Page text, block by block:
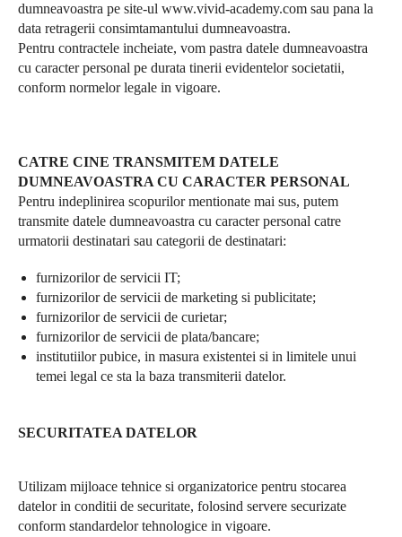
dumneavoastra pe site-ul www.vivid-academy.com sau pana la
data retragerii consimtamantului dumneavoastra.
Pentru contractele incheiate, vom pastra datele dumneavoastra
cu caracter personal pe durata tinerii evidentelor societatii,
conform normelor legale in vigoare.
CATRE CINE TRANSMITEM DATELE
DUMNEAVOASTRA CU CARACTER PERSONAL
Pentru indeplinirea scopurilor mentionate mai sus, putem
transmite datele dumneavoastra cu caracter personal catre
urmatorii destinatari sau categorii de destinatari:
furnizorilor de servicii IT;
furnizorilor de servicii de marketing si publicitate;
furnizorilor de servicii de curietar;
furnizorilor de servicii de plata/bancare;
institutiilor pubice, in masura existentei si in limitele unui
temei legal ce sta la baza transmiterii datelor.
SECURITATEA DATELOR
Utilizam mijloace tehnice si organizatorice pentru stocarea
datelor in conditii de securitate, folosind servere securizate
conform standardelor tehnologice in vigoare.